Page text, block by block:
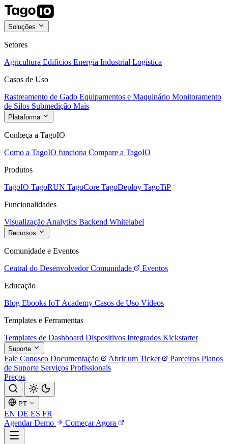
Soluções
Setores
Agricultura Edifícios Energia Industrial Logística
Casos de Uso
Rastreamento de Gado Equipamentos e Maquinário Monitoramento
de Silos Submedição Mais
Plataforma
Conheça a TagoIO
Como a TagoIO funciona Compare a TagoIO
Produtos
TagoIO TagoRUN TagoCore TagoDeploy TagoTiP
Funcionalidades
Visualização Analytics Backend Whitelabel
Recursos
Comunidade e Eventos
Central do Desenvolvedor Comunidade
Eventos
Educação
Blog Ebooks IoT Academy Casos de Uso Vídeos
Templates e Ferramentas
Templates de Dashboard Dispositivos Integrados Kickstarter
Suporte
Fale Conosco Documentação Abrir um Ticket Parceiros Planos
de Suporte Serviços Profissionais
Preços
PT
EN DE ES FR
Agendar Demo
Começar Agora